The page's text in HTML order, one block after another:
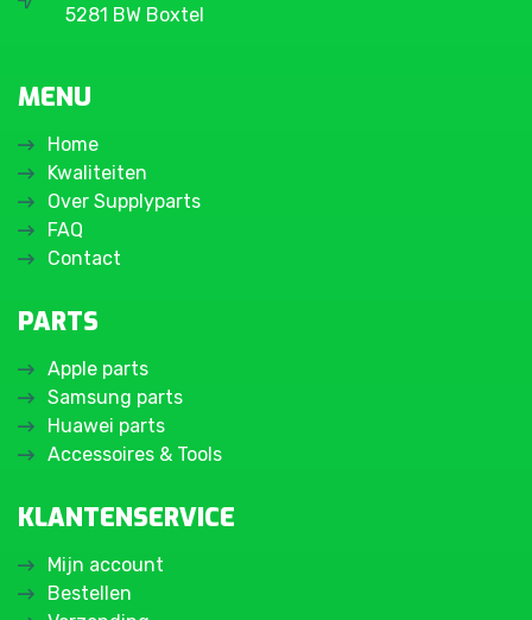
5281 BW Boxtel
MENU
Home
Kwaliteiten
Over Supplyparts
FAQ
Contact
PARTS
Apple parts
Samsung parts
Huawei parts
Accessoires & Tools
KLANTENSERVICE
Mijn account
Bestellen